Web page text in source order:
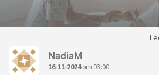
NadiaM
16-11-2024om 03:00